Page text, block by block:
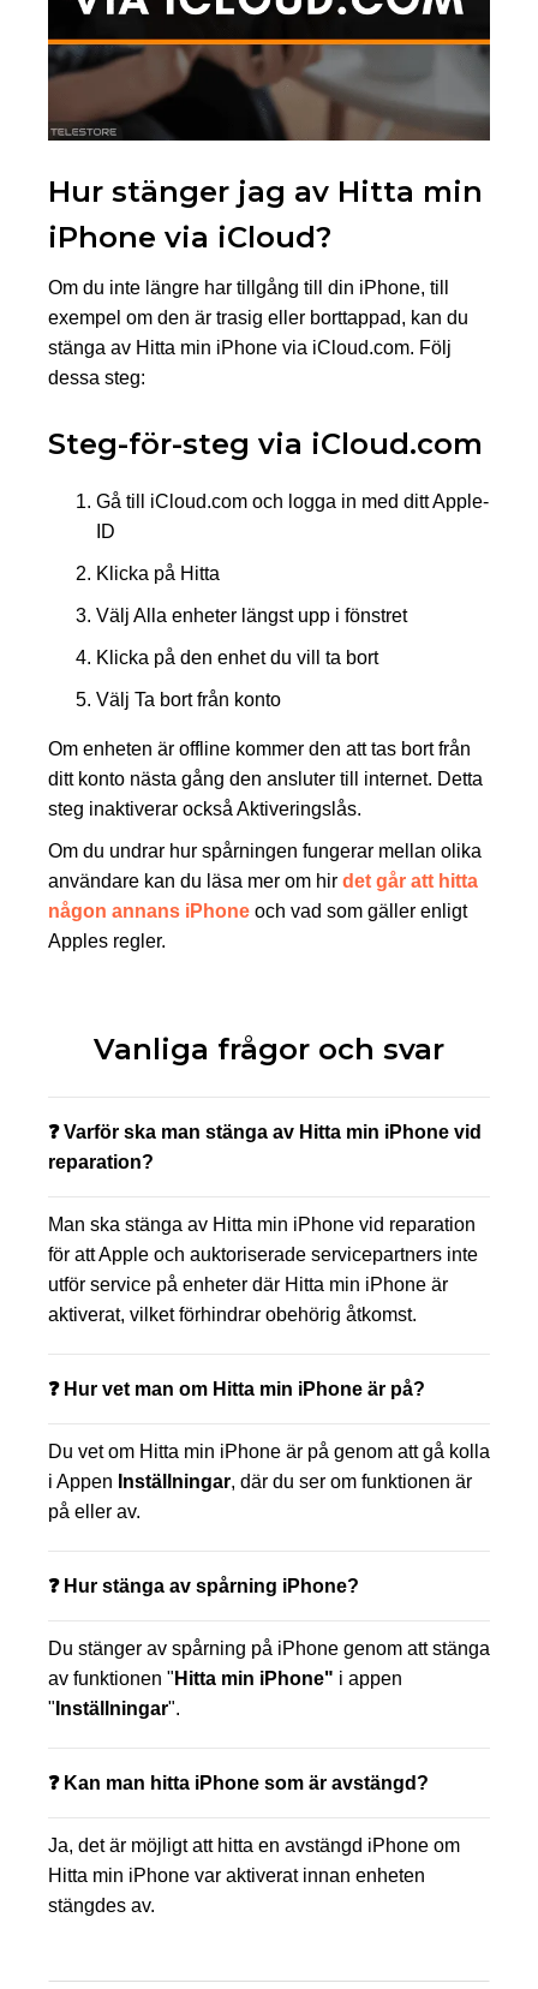
Hur stänger jag av Hitta min
iPhone via iCloud?
Om du inte längre har tillgång till din iPhone, till
exempel om den är trasig eller borttappad, kan du
stänga av Hitta min iPhone via iCloud.com. Följ
dessa steg:
Steg-för-steg via iCloud.com
Gå till iCloud.com och logga in med ditt Apple-
ID
Klicka på Hitta
Välj Alla enheter längst upp i fönstret
Klicka på den enhet du vill ta bort
Välj Ta bort från konto
Om enheten är offline kommer den att tas bort från
ditt konto nästa gång den ansluter till internet. Detta
steg inaktiverar också Aktiveringslås.
Om du undrar hur spårningen fungerar mellan olika
användare kan du läsa mer om hir det går att hitta
någon annans iPhone och vad som gäller enligt
Apples regler.
Vanliga frågor och svar
❓ Varför ska man stänga av Hitta min iPhone vid
reparation?
Man ska stänga av Hitta min iPhone vid reparation
för att Apple och auktoriserade servicepartners inte
utför service på enheter där Hitta min iPhone är
aktiverat, vilket förhindrar obehörig åtkomst.
❓ Hur vet man om Hitta min iPhone är på?
Du vet om Hitta min iPhone är på genom att gå kolla
i Appen Inställningar, där du ser om funktionen är
på eller av.
❓ Hur stänga av spårning iPhone?
Du stänger av spårning på iPhone genom att stänga
av funktionen " Hitta min iPhone" i appen
" Inställningar".
❓ Kan man hitta iPhone som är avstängd?
Ja, det är möjligt att hitta en avstängd iPhone om
Hitta min iPhone var aktiverat innan enheten
stängdes av.